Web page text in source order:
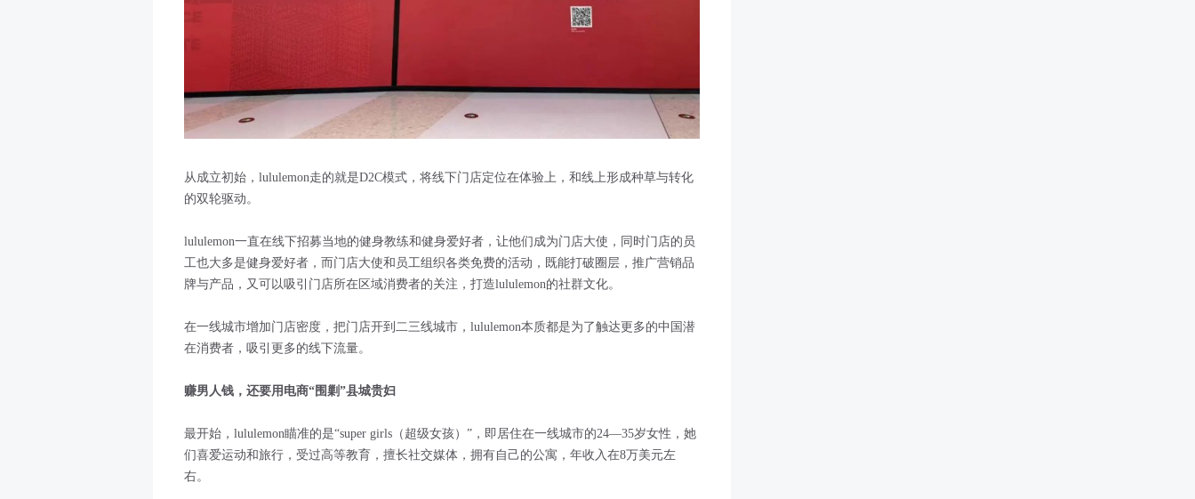
从成立初始，lululemon走的就是D2C模式，将线下门店定位在体验上，和线上形成种草与转化
的双轮驱动。
lululemon一直在线下招募当地的健身教练和健身爱好者，让他们成为门店大使，同时门店的员
工也大多是健身爱好者，而门店大使和员工组织各类免费的活动，既能打破圈层，推广营销品
牌与产品，又可以吸引门店所在区域消费者的关注，打造lululemon的社群文化。
在一线城市增加门店密度，把门店开到二三线城市，lululemon本质都是为了触达更多的中国潜
在消费者，吸引更多的线下流量。
赚男人钱，还要用电商“围剿”县城贵妇
最开始，lululemon瞄准的是“super girls（超级女孩）”，即居住在一线城市的24—35岁女性，她
们喜爱运动和旅行，受过高等教育，擅长社交媒体，拥有自己的公寓，年收入在8万美元左
右。